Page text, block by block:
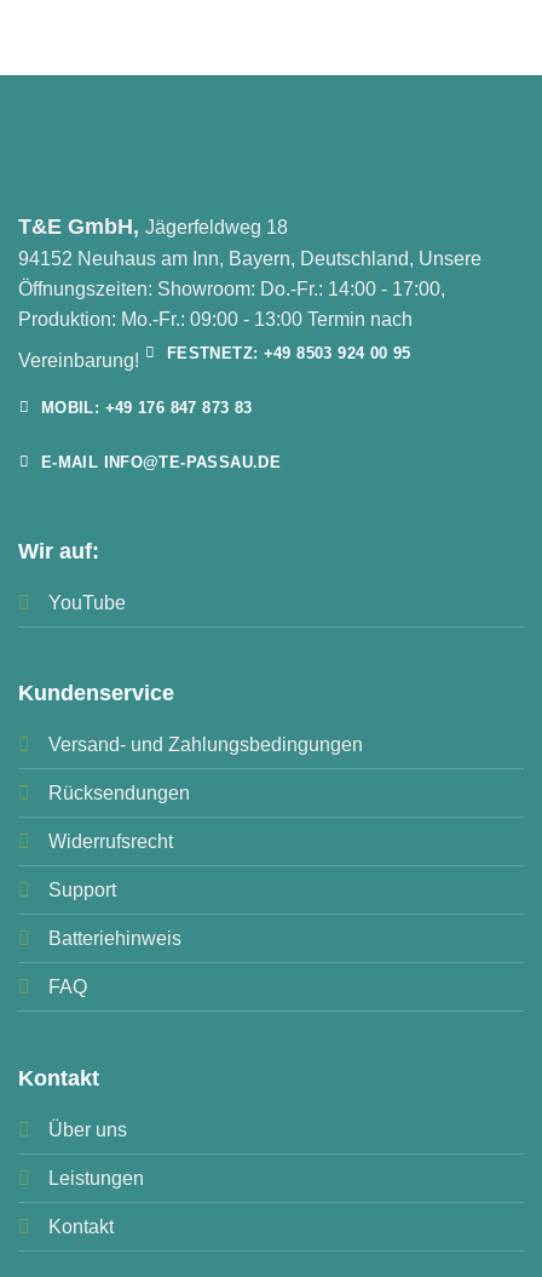
T&E GmbH, Jägerfeldweg 18
94152 Neuhaus am Inn, Bayern, Deutschland, Unsere
Öffnungszeiten: Showroom: Do.-Fr.: 14:00 - 17:00,
Produktion: Mo.-Fr.: 09:00 - 13:00 Termin nach
Vereinbarung!
FESTNETZ: +49 8503 924 00 95
MOBIL: +49 176 847 873 83
E-MAIL INFO@TE-PASSAU.DE
Wir auf:
YouTube
Kundenservice
Versand- und Zahlungsbedingungen
Rücksendungen
Widerrufsrecht
Support
Batteriehinweis
FAQ
Kontakt
Über uns
Leistungen
Kontakt